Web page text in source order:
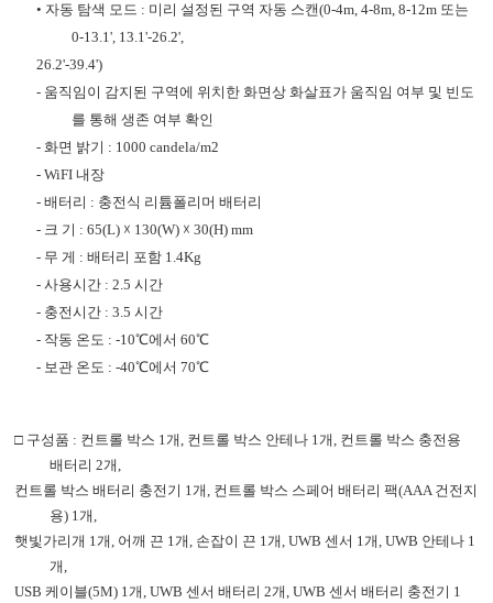
• 자동 탐색 모드 : 미리 설정된 구역 자동 스캔(0-4m, 4-8m, 8-12m 또는
0-13.1', 13.1'-26.2',
26.2'-39.4')
- 움직임이 감지된 구역에 위치한 화면상 화살표가 움직임 여부 및 빈도
를 통해 생존 여부 확인
-화면 밝기 : 1000 candela/m2
-WiFI내장
-배터리 : 충전식 리튬폴리머 배터리
- 크 기 : 65(L) ☓ 130(W) ☓30(H) mm
- 무 게 :배터리 포함 1.4Kg
-사용시간 : 2.5시간
- 충전시간 : 3.5시간
- 작동 온도 : -10℃에서60℃
- 보관 온도 : -40℃에서70℃
□ 구성품 : 컨트롤 박스 1개, 컨트롤 박스 안테나 1개, 컨트롤 박스 충전용
배터리2개,
컨트롤 박스 배터리 충전기 1개, 컨트롤 박스 스페어 배터리 팩(AAA 건전지
용) 1개,
햇빛가리개 1개, 어깨 끈 1개, 손잡이 끈 1개, UWB센서 1개, UWB 안테나 1
개,
USB케이블(5M) 1개, UWB센서 배터리2개, UWB센서 배터리 충전기 1